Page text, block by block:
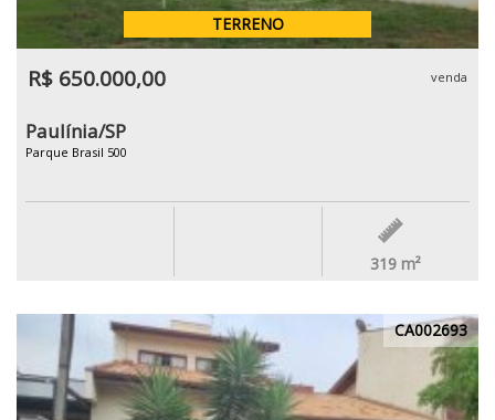
TERRENO
R$ 650.000,00 venda
Paulínia/SP
Parque Brasil 500
319 m²
CA002693